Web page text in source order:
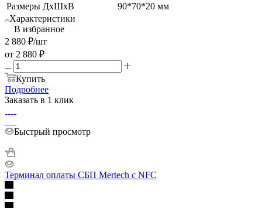
Размеры ДхШхВ
90*70*20 мм
Характеристики
В избранное
2 880 ₽/шт
от 2 880 ₽
Купить
Подробнее
Заказать в 1 клик
Быстрый просмотр
Терминал оплаты СБП Mertech с NFC